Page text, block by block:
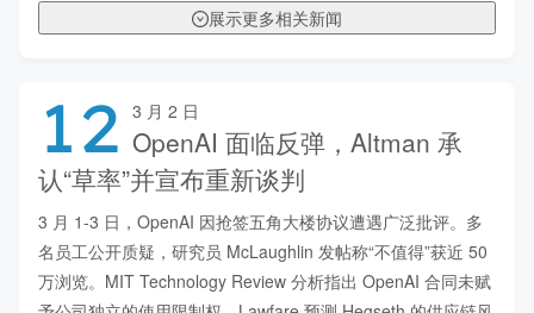
展示更多相关新闻
12 3 月 2 日
OpenAI 面临反弹，Altman 承
认“草率”并宣布重新谈判
3 月 1-3 日，OpenAI 因抢签五角大楼协议遭遇广泛批评。多
名员工公开质疑，研究员 McLaughlin 发帖称“不值得”获近 50
万浏览。MIT Technology Review 分析指出 OpenAI 合同未赋